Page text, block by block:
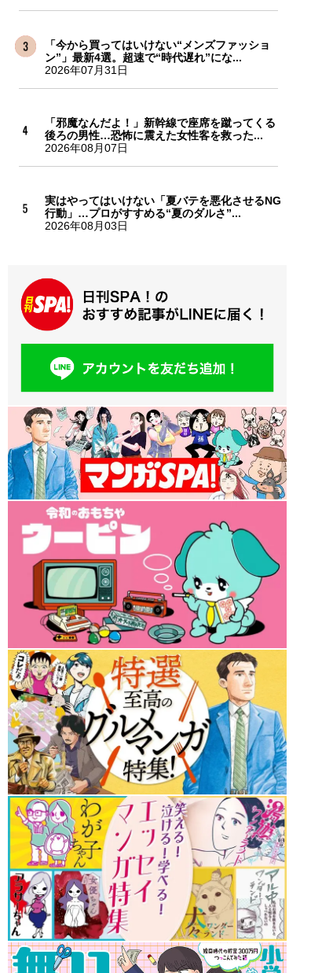
「今から買ってはいけない“メンズファッショ
ン”」最新4選。超速で“時代遅れ”にな...
2026年07月31日
「邪魔なんだよ！」新幹線で座席を蹴ってくる
後ろの男性…恐怖に震えた女性客を救った...
2026年08月07日
実はやってはいけない「夏バテを悪化させるNG
行動」…プロがすすめる“夏のダルさ”...
2026年08月03日